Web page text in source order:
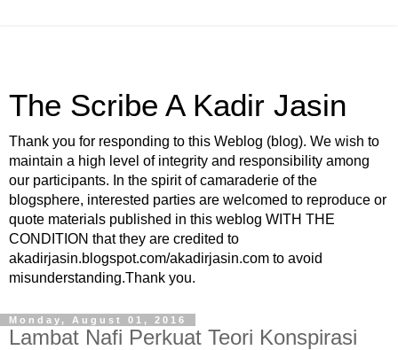
The Scribe A Kadir Jasin
Thank you for responding to this Weblog (blog). We wish to
maintain a high level of integrity and responsibility among
our participants. In the spirit of camaraderie of the
blogsphere, interested parties are welcomed to reproduce or
quote materials published in this weblog WITH THE
CONDITION that they are credited to
akadirjasin.blogspot.com/akadirjasin.com to avoid
misunderstanding.Thank you.
Monday, August 01, 2016
Lambat Nafi Perkuat Teori Konspirasi